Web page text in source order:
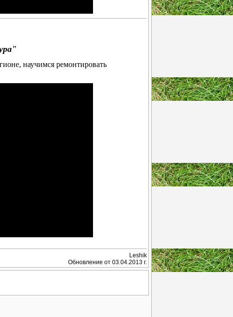
научимся ремонтировать
Leshik
Обновление от 03.04.2013 г.